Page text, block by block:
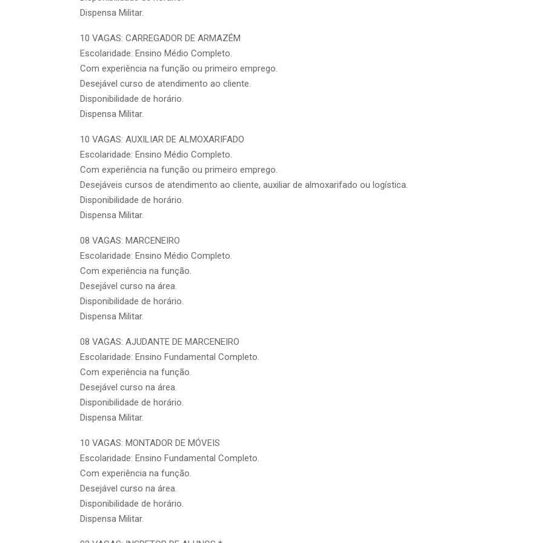
Dispensa Militar.
10 VAGAS: CARREGADOR DE ARMAZÉM
Escolaridade: Ensino Médio Completo.
Com experiência na função ou primeiro emprego.
Desejável curso de atendimento ao cliente.
Disponibilidade de horário.
Dispensa Militar.
10 VAGAS: AUXILIAR DE ALMOXARIFADO
Escolaridade: Ensino Médio Completo.
Com experiência na função ou primeiro emprego.
Desejáveis cursos de atendimento ao cliente, auxiliar de almoxarifado ou logística.
Disponibilidade de horário.
Dispensa Militar.
08 VAGAS: MARCENEIRO
Escolaridade: Ensino Médio Completo.
Com experiência na função.
Desejável curso na área.
Disponibilidade de horário.
Dispensa Militar.
08 VAGAS: AJUDANTE DE MARCENEIRO
Escolaridade: Ensino Fundamental Completo.
Com experiência na função.
Desejável curso na área.
Disponibilidade de horário.
Dispensa Militar.
10 VAGAS: MONTADOR DE MÓVEIS
Escolaridade: Ensino Fundamental Completo.
Com experiência na função.
Desejável curso na área.
Disponibilidade de horário.
Dispensa Militar.